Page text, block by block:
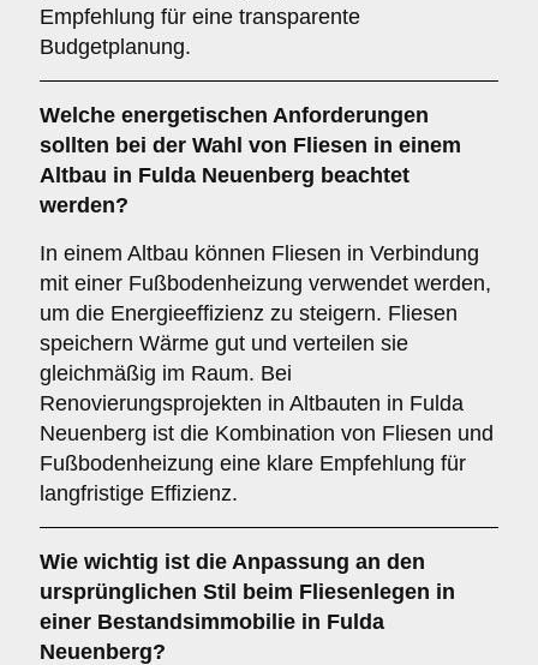
Empfehlung für eine transparente
Budgetplanung.
Welche energetischen Anforderungen
sollten bei der Wahl von Fliesen in einem
Altbau in Fulda Neuenberg beachtet
werden?
In einem Altbau können Fliesen in Verbindung
mit einer Fußbodenheizung verwendet werden,
um die Energieeffizienz zu steigern. Fliesen
speichern Wärme gut und verteilen sie
gleichmäßig im Raum. Bei
Renovierungsprojekten in Altbauten in Fulda
Neuenberg ist die Kombination von Fliesen und
Fußbodenheizung eine klare Empfehlung für
langfristige Effizienz.
Wie wichtig ist die Anpassung an den
ursprünglichen Stil
beim Fliesenlegen in
einer Bestandsimmobilie in Fulda
Neuenberg?